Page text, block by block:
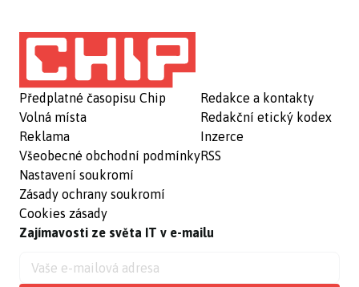
Předplatné časopisu Chip
Volná místa
Reklama
Všeobecné obchodní podmínky
Nastavení soukromí
Zásady ochrany soukromí
Cookies zásady
Redakce a kontakty
Redakční etický kodex
Inzerce
RSS
Zajímavosti ze světa IT v e-mailu